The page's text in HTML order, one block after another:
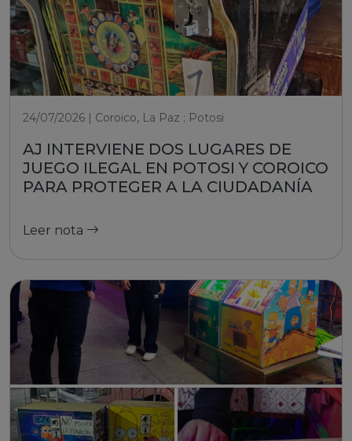
24/07/2026 | Coroico, La Paz ; Potosi
AJ INTERVIENE DOS LUGARES DE
JUEGO ILEGAL EN POTOSI Y COROICO
PARA PROTEGER A LA CIUDADANÍA
Leer nota